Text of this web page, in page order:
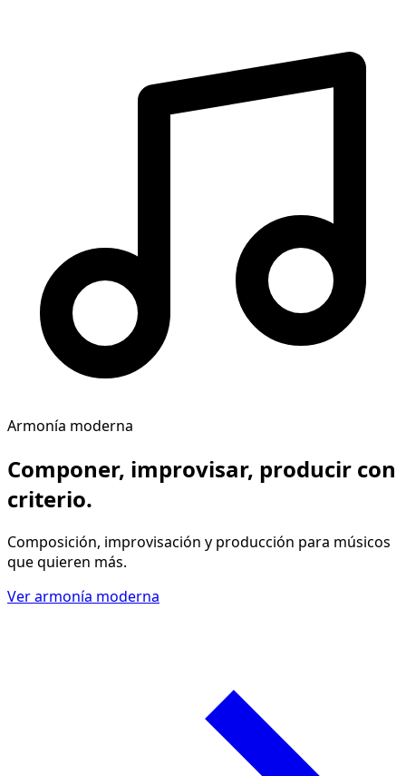
Armonía moderna
Componer, improvisar, producir con
criterio.
Composición, improvisación y producción para músicos
que quieren más.
Ver armonía moderna